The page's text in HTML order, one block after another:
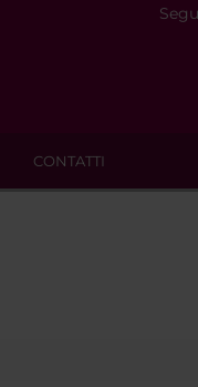
CONTATTI